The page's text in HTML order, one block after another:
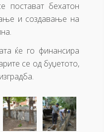
постават бехатон
и создавање на
ќе го финансира
се од буџетото,